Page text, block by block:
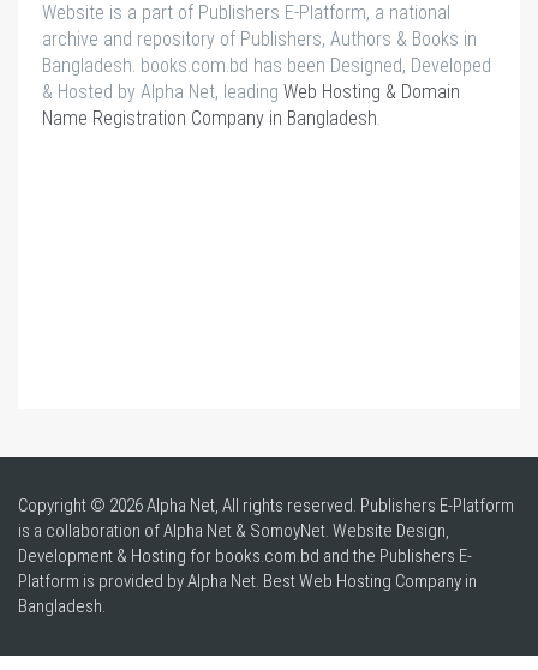
Website is a part of Publishers E-Platform, a national
archive and repository of Publishers, Authors & Books in
Bangladesh. books.com.bd has been Designed, Developed
& Hosted by Alpha Net, leading Web Hosting & Domain
Name Registration Company in Bangladesh.
Copyright © 2026 Alpha Net, All rights reserved. Publishers E-Platform
is a collaboration of Alpha Net & SomoyNet. Website Design,
Development & Hosting for books.com.bd and the Publishers E-
Platform is provided by Alpha Net. BestWeb Hosting Company in
Bangladesh.